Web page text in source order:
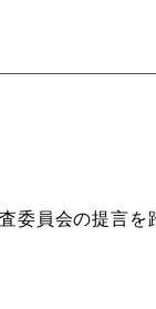
委員会の提言